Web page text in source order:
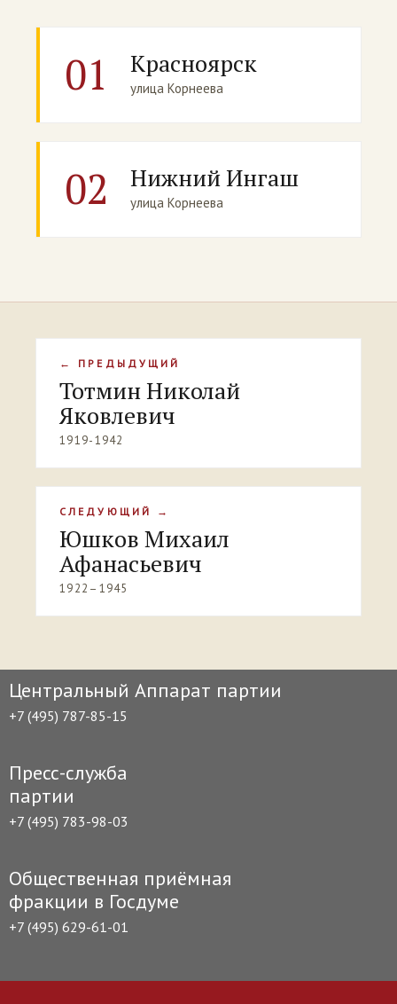
01 Красноярск
улица Корнеева
02 Нижний Ингаш
улица Корнеева
← ПРЕДЫДУЩИЙ
Тотмин Николай
Яковлевич
1919-1942
СЛЕДУЮЩИЙ →
Юшков Михаил
Афанасьевич
1922–1945
Центральный Аппарат партии
+7 (495) 787-85-15
Пресс-служба
партии
+7 (495) 783-98-03
Общественная приёмная
фракции в Госдуме
+7 (495) 629-61-01